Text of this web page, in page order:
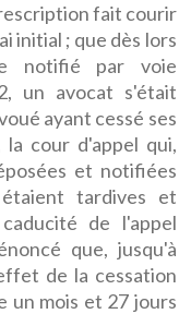
fait courir
initial ; que dès lors
notifié par voie
un avocat s'était
ayant cessé ses
cour d'appel qui,
et notifiées
tardives et
de l'appel
que, jusqu'à
de la cessation
un mois et 27 jours